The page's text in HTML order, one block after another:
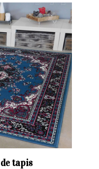
tapis